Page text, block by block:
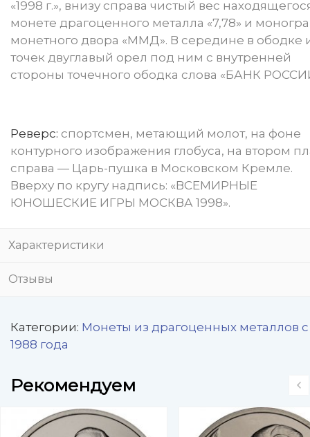
«1998 г.», внизу справа чистый вес
монете драгоценного металла «7,78» и
монетного двора «ММД». В середине в ободке
точек двуглавый орел под ним с внутренней
стороны точечного ободка слова «БАНК
Реверс: спортсмен, метающий молот, на фоне
контурного изображения глобуса, на втором
справа — Царь-пушка в Московском Кремле.
Вверху по кругу надпись: «ВСЕМИРНЫЕ
ЮНОШЕСКИЕ ИГРЫ МОСКВА 1998».
Характеристики
Отзывы
Категории: Монеты из драгоценных металлов с
1988 года
Рекомендуем